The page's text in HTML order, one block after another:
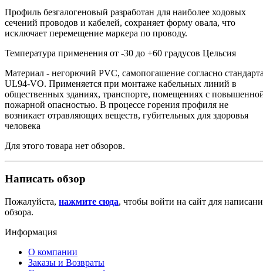
Профиль безгалогеновый разработан для наиболее ходовых
сечений проводов и кабелей, сохраняет форму овала, что
исключает перемещение маркера по проводу.
Температура применения от -30 до +60 градусов Цельсия
Материал - негорючий PVC, самопогашение согласно
UL94-VO. Применяется при монтаже кабельных линий в
общественных зданиях, транспорте, помещениях с
пожарной опасностью. В процессе горения профиля не
возникает отравляющих веществ, губительных для здоровья
человека
Для этого товара нет обзоров.
Написать обзор
Пожалуйста, нажмите сюда, чтобы войти на сайт для
обзора.
Информация
О компании
Заказы и Возвраты